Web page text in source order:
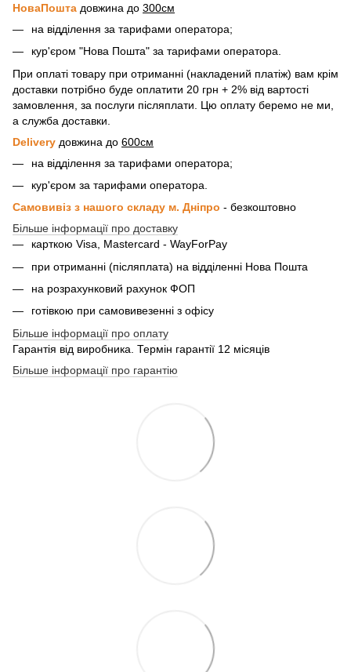
НоваПошта довжина до 300см
на відділення за тарифами оператора;
кур'єром "Нова Пошта" за тарифами оператора.
При оплаті товару при отриманні (накладений платіж) вам крім
доставки потрібно буде оплатити 20 грн + 2% від вартості
замовлення, за послуги післяплати. Цю оплату беремо не ми,
а служба доставки.
Delivery довжина до 600см
на відділення за тарифами оператора;
кур'єром за тарифами оператора.
Самовивіз з нашого складу м. Дніпро - безкоштовно
Більше інформації про доставку
карткою Visa, Mastercard - WayForPay
при отриманні (післяплата) на відділенні Нова Пошта
на розрахунковий рахунок ФОП
готівкою при самовивезенні з офісу
Більше інформації про оплату
Гарантія від виробника. Термін гарантії 12 місяців
Більше інформації про гарантію